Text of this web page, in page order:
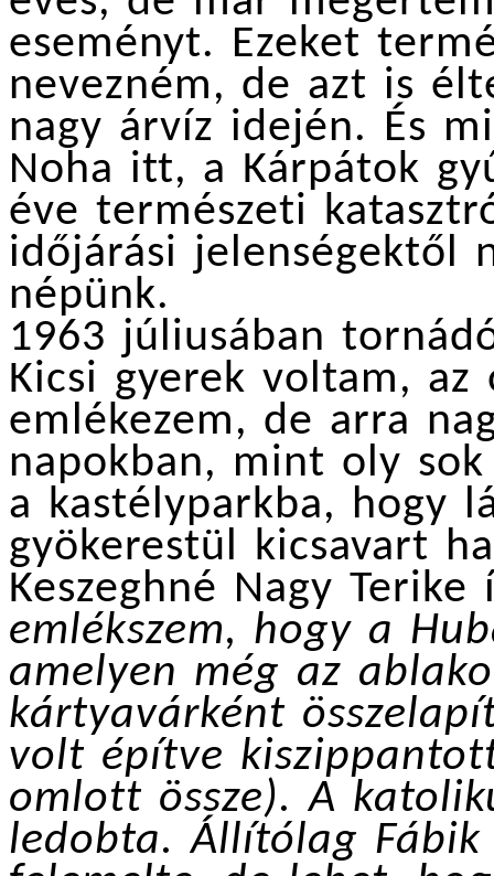
eseményt. Ezeket
nevezném, de azt is
nagy árvíz idején. És
Noha itt, a Kárpátok
éve természeti
időjárási jelenségektől
népünk.
1963 júliusában
Kicsi gyerek voltam,
emlékezem, de arra
napokban, mint oly
a kastélyparkba, hogy
gyökerestül kicsavart
Keszeghné Nagy
emlékszem, hogy a
amelyen még az
kártyavárként
volt építve
omlott össze). A
ledobta. Állítólag